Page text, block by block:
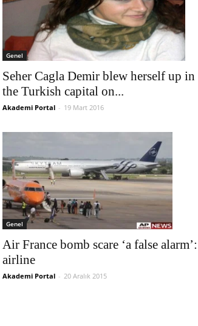
Genel
Seher Cagla Demir blew herself up in
the Turkish capital on...
Akademi Portal - 19 Mart 2016
Genel
Air France bomb scare ‘a false alarm’:
airline
Akademi Portal - 20 Aralık 2015